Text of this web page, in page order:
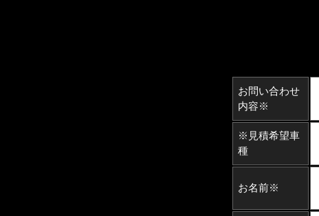
お問い合わせ
内容※
※見積希望車
種
お名前※